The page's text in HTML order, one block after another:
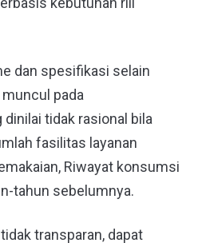
dan spesifikasi selain
muncul pada
tidak rasional bila
fasilitas layanan
Riwayat konsumsi
tahun sebelumnya.
transparan, dapat